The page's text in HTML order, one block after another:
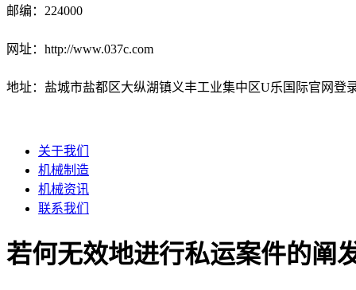
邮编：224000
网址：http://www.037c.com
地址：盐城市盐都区大纵湖镇义丰工业集中区U乐国际官网登
关于我们
机械制造
机械资讯
联系我们
若何无效地进行私运案件的阐